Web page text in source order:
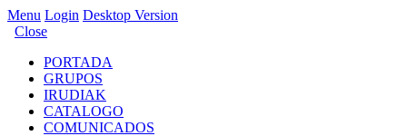
Menu Login Desktop Version
Close
PORTADA
GRUPOS
IRUDIAK
CATALOGO
COMUNICADOS